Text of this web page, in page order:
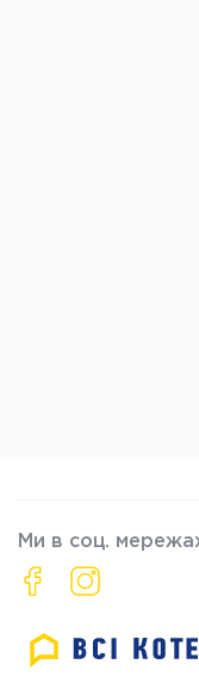
Ми в соц.